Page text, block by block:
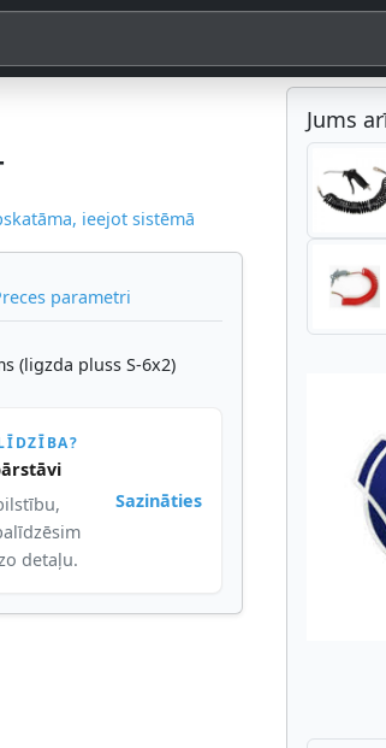
ieejot sistēmā
parametri
(ligzda pluss S-6x2)
detaļu.
Sazināties
Jums
Atpakaļ